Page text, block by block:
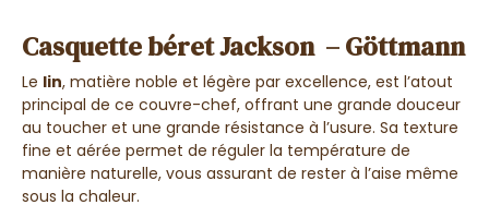
Casquette béret Jackson – Göttmann
Le lin, matière noble et légère par excellence, est l’atout
principal de ce couvre-chef, offrant une grande douceur
au toucher et une grande résistance à l’usure. Sa texture
fine et aérée permet de réguler la température de
manière naturelle, vous assurant de rester à l’aise même
sous la chaleur.